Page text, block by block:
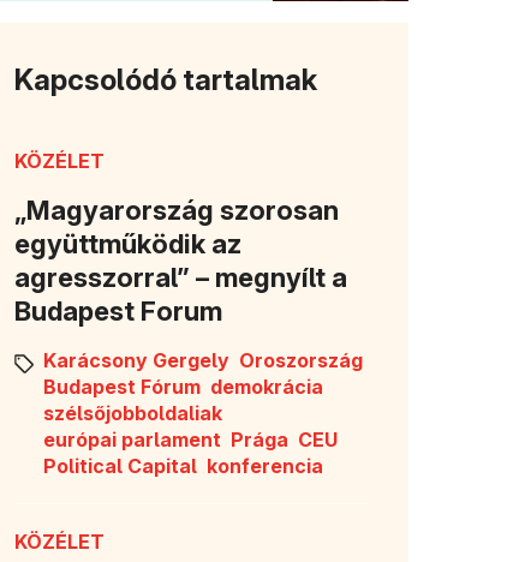
Kapcsolódó tartalmak
KÖZÉLET
„Magyarország szorosan
együttműködik az
agresszorral” – megnyílt a
Budapest Forum
Karácsony Gergely Oroszország
Budapest Fórum demokrácia
szélsőjobboldaliak
európai parlament Prága CEU
Political Capital konferencia
KÖZÉLET